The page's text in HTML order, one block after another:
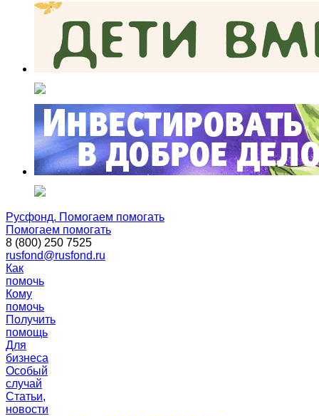
Русфонд. Помогаем помогать
Помогаем помогать
8 (800) 250 7525
rusfond@rusfond.ru
Как
помочь
Кому
помочь
Получить
помощь
Для
бизнеса
Особый
случай
Статьи,
новости